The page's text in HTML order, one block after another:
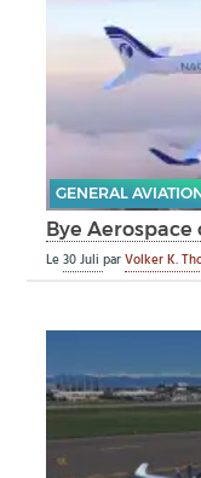
GENERAL
Bye
Le30 JuliparVolker K.